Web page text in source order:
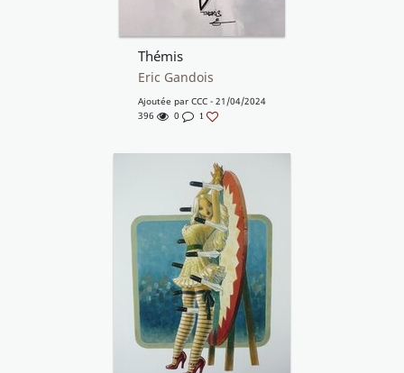
Thémis
Eric Gandois
Ajoutée par CCC - 21/04/2024
396
0 1